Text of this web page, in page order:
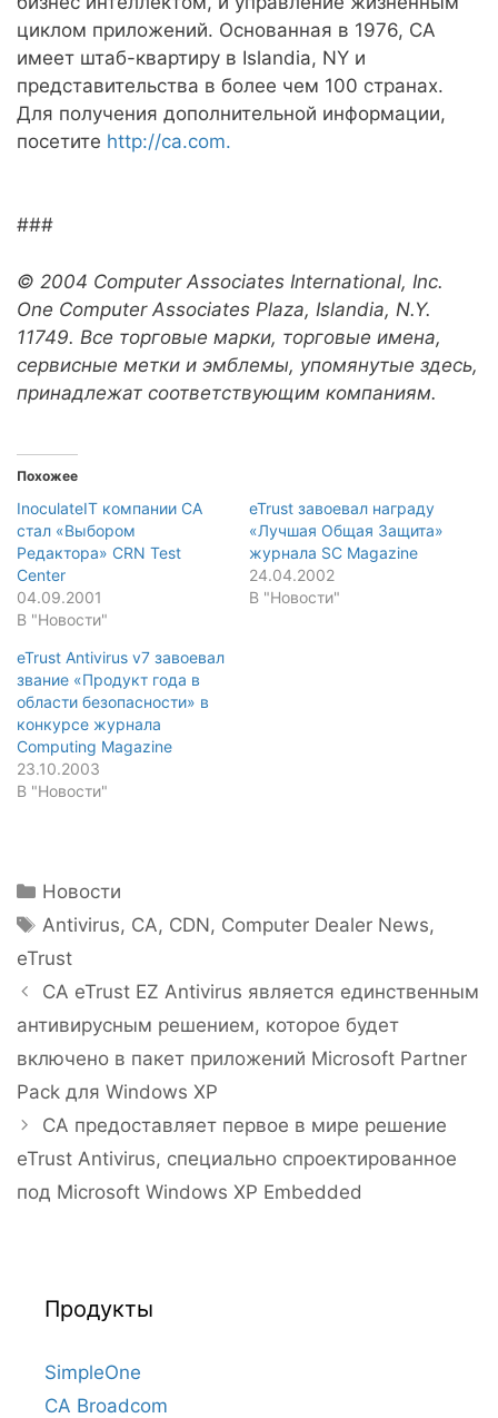
циклом приложений. Основанная в 1976, CA
имеет штаб-квартиру в Islandia, NY и
представительства в более чем 100 странах.
Для получения дополнительной информации,
посетите http://ca.com.
###
© 2004 Computer Associates International, Inc.
One Computer Associates Plaza, Islandia, N.Y.
11749. Все торговые марки, торговые имена,
сервисные метки и эмблемы, упомянутые здесь,
принадлежат соответствующим компаниям.
Похожее
InoculateIT компании CA
стал «Выбором
Редактора» CRN Test
Center
04.09.2001
В "Новости"
eTrust завоевал награду
«Лучшая Общая Защита»
журнала SC Magazine
24.04.2002
В "Новости"
eTrust Antivirus v7 завоевал
звание «Продукт года в
области безопасности» в
конкурсе журнала
Computing Magazine
23.10.2003
В "Новости"
Рубрики
Новости
Метки
Antivirus, CA, CDN, Computer Dealer News,
eTrust
Навигация
записи
CA eTrust EZ Antivirus является единственным
антивирусным решением, которое будет
включено в пакет приложений Microsoft Partner
Pack для Windows XP
CA предоставляет первое в мире решение
eTrust Antivirus, специально спроектированное
под Microsoft Windows XP Embedded
Продукты
SimpleOne
CA Broadcom